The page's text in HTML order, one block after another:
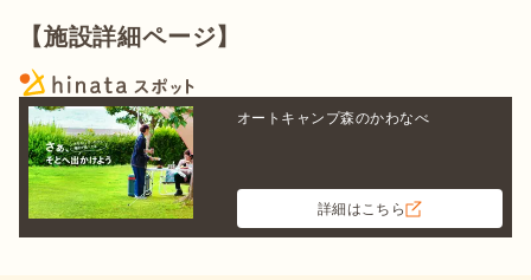
【施設詳細ページ】
オートキャンプ森のかわなべ
詳細はこちら